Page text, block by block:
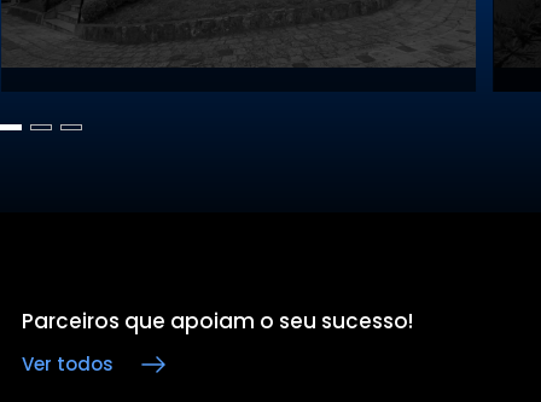
Parceiros que apoiam o seu sucesso!
Ver todos